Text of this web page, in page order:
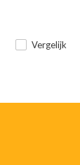
Vergelijk